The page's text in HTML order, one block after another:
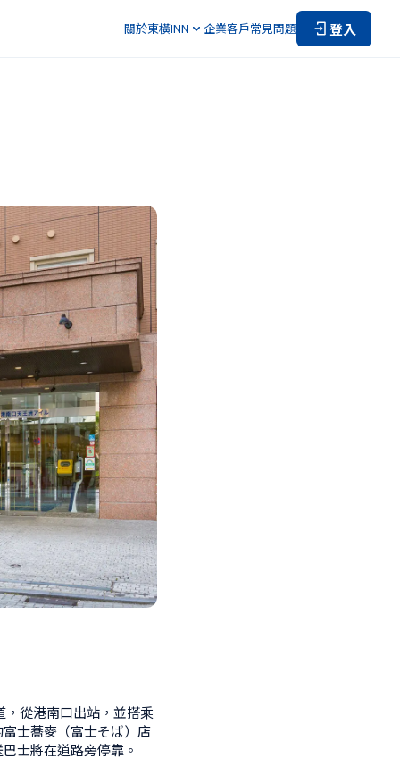
關於東橫INN 企業客戶常見問題 登入
從港南口出站，並搭乘
士蕎麥（富士そば）店
士將在道路旁停靠。